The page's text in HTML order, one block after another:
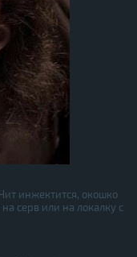
инжектится, окошко
серв или на локалку с